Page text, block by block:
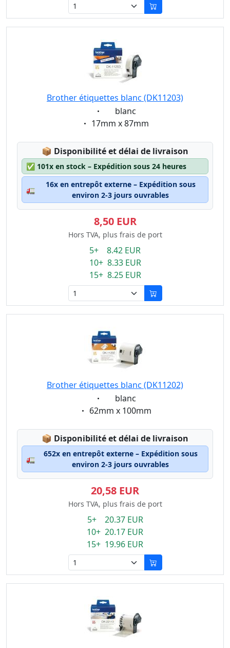
Brother étiquettes blanc (DK11203)
Eigenschaft:
blanc
Eigenschaft:
17mm x 87mm
📦 Lagerstatus:
Disponibilité et délai de livraison
✅ 101x en stock – Expédition sous 24 heures
🚛
16x en entrepôt externe – Expédition sous
environ 2-3 jours ouvrables
8,50 EUR
Hors TVA, plus frais de port
5+ 8.42 EUR
10+ 8.33 EUR
15+ 8.25 EUR
Brother étiquettes blanc (DK11202)
Eigenschaft:
blanc
Eigenschaft:
62mm x 100mm
📦 Lagerstatus:
Disponibilité et délai de livraison
🚛
652x en entrepôt externe – Expédition sous
environ 2-3 jours ouvrables
20,58 EUR
Hors TVA, plus frais de port
5+ 20.37 EUR
10+ 20.17 EUR
15+ 19.96 EUR